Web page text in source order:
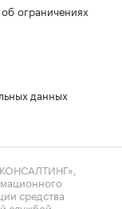
ограничениях
данных
средства